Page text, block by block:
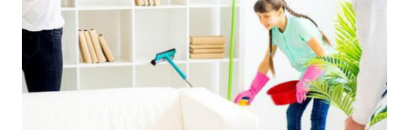
futuros compradores, especialmente amarillas. Cambie las
Cerraduras : o arregle las cerraduras de la puerta de la
verja y de la puerta principal, en caso de estar dañadas, ya
que generan una resistencia a la venta. Trate de que abrir la
puerta sea un acto fácil y agr...